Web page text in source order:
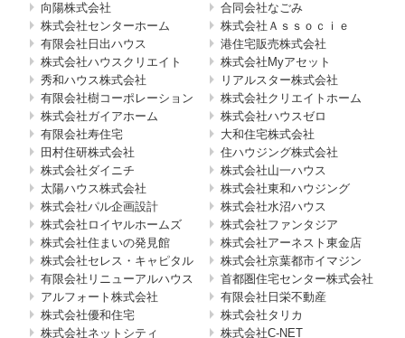
向陽株式会社
合同会社なごみ
株式会社センターホーム
株式会社Ａｓｓｏｃｉｅ
有限会社日出ハウス
港住宅販売株式会社
株式会社ハウスクリエイト
株式会社Myアセット
秀和ハウス株式会社
リアルスター株式会社
有限会社樹コーポレーション
株式会社クリエイトホーム
株式会社ガイアホーム
株式会社ハウスゼロ
有限会社寿住宅
大和住宅株式会社
田村住研株式会社
住ハウジング株式会社
株式会社ダイニチ
株式会社山一ハウス
太陽ハウス株式会社
株式会社東和ハウジング
株式会社パル企画設計
株式会社水沼ハウス
株式会社ロイヤルホームズ
株式会社ファンタジア
株式会社住まいの発見館
株式会社アーネスト東金店
株式会社セレス・キャピタル
株式会社京葉都市イマジン
有限会社リニューアルハウス
首都圏住宅センター株式会社
アルフォート株式会社
有限会社日栄不動産
株式会社優和住宅
株式会社タリカ
株式会社ネットシティ
株式会社C-NET